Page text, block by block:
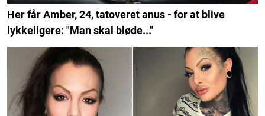
Her får Amber, 24, tatoveret anus - for at blive
lykkeligere: "Man skal bløde..."